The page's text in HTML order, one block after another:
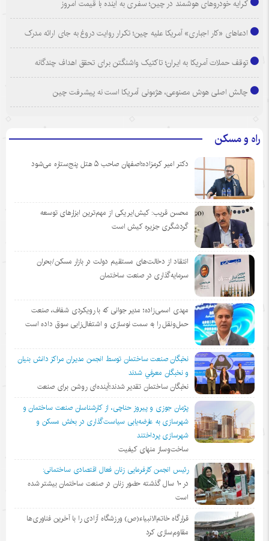
کرایه خودروهای هوشمند در چین؛ سفری به آینده با قیمت امروز
ادعاهای «کار اجباری» آمریکا علیه چین؛ تکرار روایت دروغ به جای ارائه مدرک
توقف حملات آمریکا به ایران؛ تاکتیک واشنگتن برای تحقق اهداف چندگانه
چالش اصلی هوش مصنوعی، هژمونی آمریکا است نه پیشرفت چین
راه و مسکن
دکتر امیر کرمزاده؛اصفهان صاحب ۵ هتل پنج‌ستاره می‌شود
محسن قریب: کیش‌ایر یکی از مهم‌ترین ابزارهای توسعه
گردشگری جزیره کیش است
انتقاد از دخالت‌های مستقیم دولت در بازار مسکن/بحران
سرمایه‌گذاری در صنعت ساختمان
مهدی اسمی‌زاده؛ مدیر جوانی که با رویکردی شفاف، صنعت
حمل‌ونقل را به سمت نوسازی و اشتغال‌زایی سوق داده است
نخبگان صنعت ساختمان توسط انجمن مديران مراكز دانش بنيان
و نخبگان معرفي شدند
نخبگان ساختمان تقدیر شدند؛آینده‌ای روشن برای صنعت
پژمان جوزی و پیروز حناچی، از کارشناسان صنعت ساختمان و
شهرسازی به عارضه‌یابی سیاست‌گذاری در بخش مسکن و
شهرسازی پرداختند
ساخت‌وساز منهای کیفیت
رئیس انجمن کارفرمایی زنان فعال اقتصادی ساختمانی:
در ١٠ سال گذشته حضور زنان در صنعت ساختمان بیشتر شده
است
قرارگاه خاتم‌الانبیاء(ص) ورزشگاه آزادی را با آخرین فناوری‌ها
مقاوم‌سازی کرد